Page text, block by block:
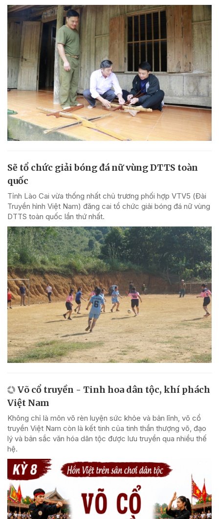
Sẽ tổ chức giải bóng đá nữ vùng DTTS toàn
quốc
Tỉnh Lào Cai vừa thống nhất chủ trương phối hợp VTV5 (Đài
Truyền hình Việt Nam) đăng cai tổ chức giải bóng đá nữ vùng
DTTS toàn quốc lần thứ nhất.
Võ cổ truyền - Tinh hoa dân tộc, khí phách
Việt Nam
Không chỉ là môn võ rèn luyện sức khỏe và bản lĩnh, võ cổ
truyền Việt Nam còn là kết tinh của tinh thần thượng võ, đạo
lý và bản sắc văn hóa dân tộc được lưu truyền qua nhiều thế
hệ.